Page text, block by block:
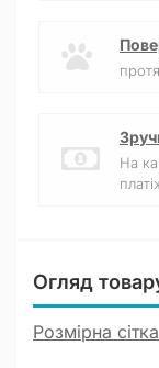
На
Огляд
Розмірна сітка